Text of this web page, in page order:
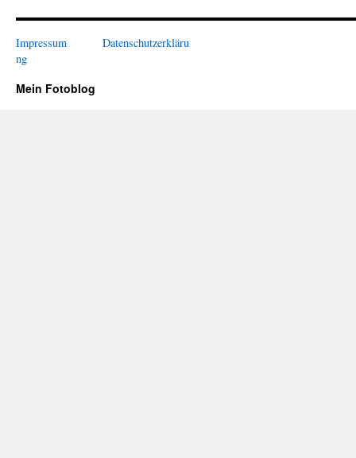
Impressum
Datenschutzerkläru
ng
Mein Fotoblog